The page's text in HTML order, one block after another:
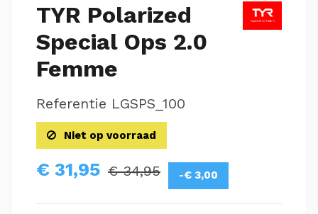
TYR Polarized
Special Ops 2.0
Femme
Referentie LGSPS_100
Niet op voorraad
€ 31,95 € 34,95 -€ 3,00